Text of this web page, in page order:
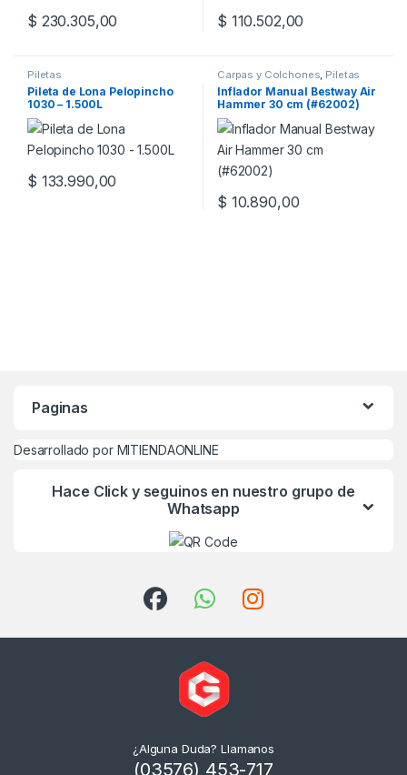
$ 230.305,00 $ 110.502,00
Piletas
Pileta de Lona Pelopincho
1030 – 1.500L
$ 133.990,00
Carpas y Colchones, Piletas
Inflador Manual Bestway Air
Hammer 30 cm (#62002)
$ 10.890,00
Paginas
Desarrollado por MITIENDAONLINE
Hace Click y seguinos en nuestro grupo de
Whatsapp
¿Alguna Duda? Llamanos
(03576) 453-717